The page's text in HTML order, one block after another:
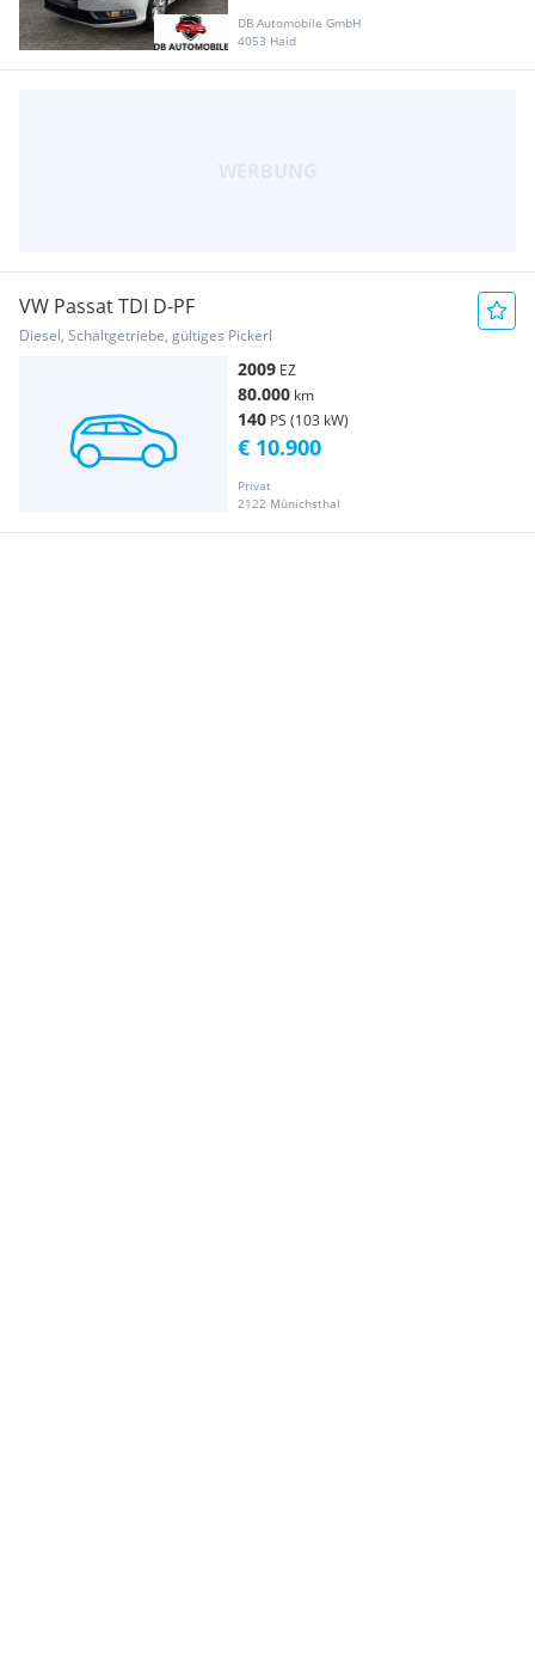
DB Automobile GmbH
4053 Haid
VW Passat TDI D-PF
Diesel, Schaltgetriebe, gültiges Pickerl
2009 EZ
80.000 km
140 PS (103 kW)
Privat
2122 Münichsthal
€ 10.900